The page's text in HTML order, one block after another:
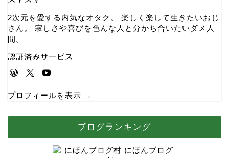
2次元を愛する内気なオタク。 楽しく楽して生きたいおじ
さん。 寂しさや喜びを色んな人と分かち合いたいダメ人
間。
認証済みサービス
プロフィールを表示 →
ブログランキング